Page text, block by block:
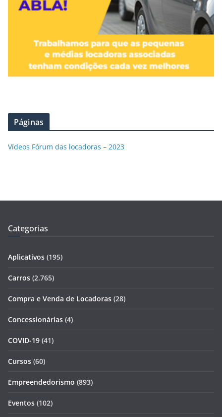
Páginas
Vídeos Fórum das locadoras – 2023
Categorias
Aplicativos (195)
Carros (2.765)
Compra e Venda de Locadoras (28)
Concessionárias (4)
COVID-19 (41)
Cursos (60)
Empreendedorismo (893)
Eventos (102)